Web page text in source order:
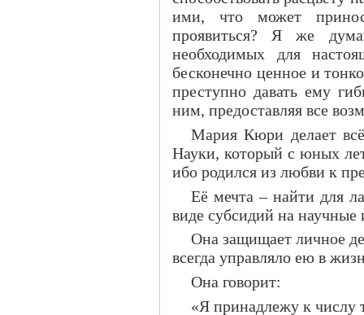
ими, что может
проявиться? Я же
необходимых для
бесконечно ценное и
преступно давать ему
ним, предоставляя все
Мария Кюри делает
Науки, который с юных
ибо родился из любви к
Её мечта – найти для
виде субсидий на научные
Она защищает личное
всегда управляло ею в
Она говорит:
«Я принадлежу к числу